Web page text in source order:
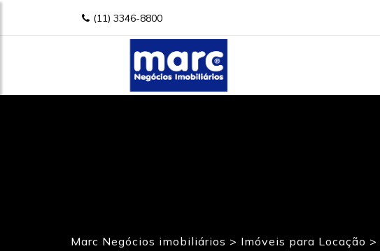
(11) 3346-8800
Marc Negócios imobiliários > Imóveis para Locação >